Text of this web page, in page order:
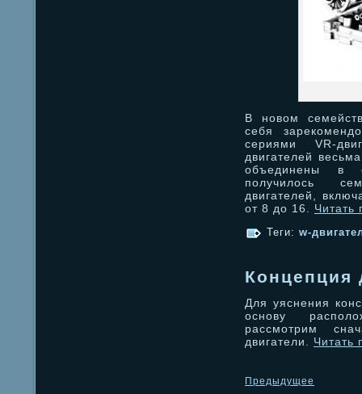
В новом
себя
сериями VR-
двигателей
объединены в
получилось
двигателей,
от 8 до 16. Читать
Теги: w-
Концепция
Для уяснения
основу
рассмотрим
двигатели. Читать
Предыдущее